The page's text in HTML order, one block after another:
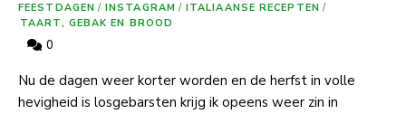
FEESTDAGEN / INSTAGRAM / ITALIAANSE RECEPTEN /
TAART, GEBAK EN BROOD
0
Nu de dagen weer korter worden en de herfst in volle
hevigheid is losgebarsten krijg ik opeens weer zin in